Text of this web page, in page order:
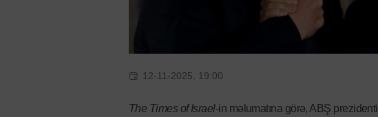
12-11-2025, 19:00
The Times of Israel-in məlumatına görə, ABŞ prezidenti